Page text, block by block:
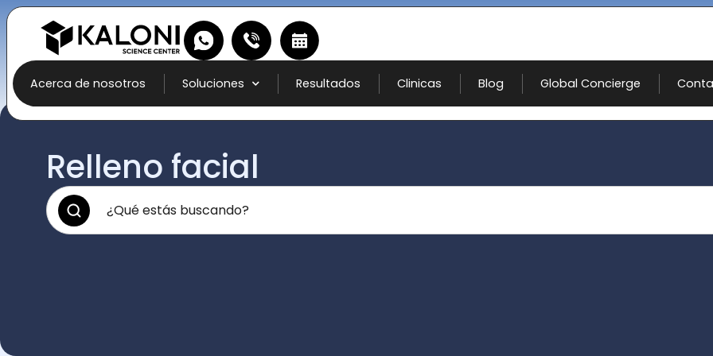
Acerca de nosotros Soluciones Resultados Clinicas Blog Global Concierge
Relleno facial